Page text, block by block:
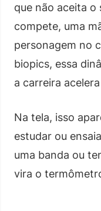
que não aceita o
compete, uma
personagem no
biopics, essa
a carreira
Na tela, isso
estudar ou
uma banda ou
vira o